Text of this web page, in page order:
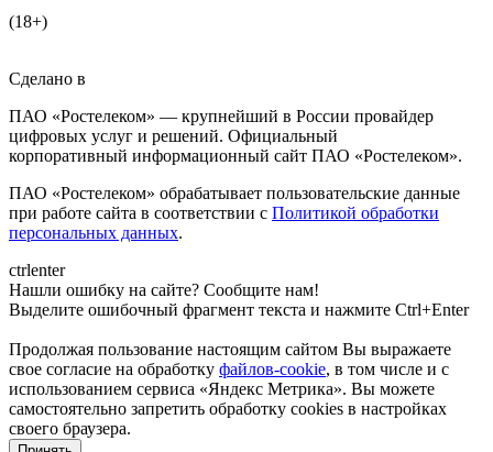
(18+)
Сделано в
ПАО «Ростелеком» — крупнейший в России провайдер
цифровых услуг и решений. Официальный
корпоративный информационный сайт ПАО «Ростелеком».
ПАО «Ростелеком» обрабатывает пользовательские данные
при работе сайта в соответствии с Политикой обработки
персональных данных.
ctrlenter
Нашли ошибку на сайте? Сообщите нам!
Выделите ошибочный фрагмент текста и нажмите Ctrl+Enter
Продолжая пользование настоящим сайтом Вы выражаете
свое согласие на обработку файлов-cookie, в том числе и с
использованием сервиса «Яндекс Метрика». Вы можете
самостоятельно запретить обработку cookies в настройках
своего браузера.